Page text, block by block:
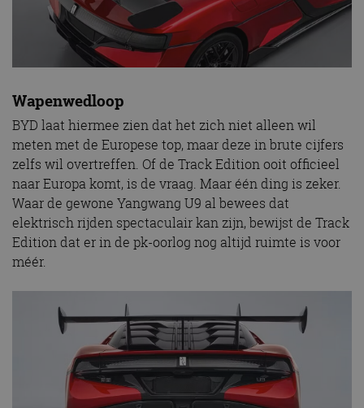
Wapenwedloop
BYD laat hiermee zien dat het zich niet alleen wil
meten met de Europese top, maar deze in brute cijfers
zelfs wil overtreffen. Of de Track Edition ooit officieel
naar Europa komt, is de vraag. Maar één ding is zeker.
Waar de gewone Yangwang U9 al bewees dat
elektrisch rijden spectaculair kan zijn, bewijst de Track
Edition dat er in de pk-oorlog nog altijd ruimte is voor
méér.